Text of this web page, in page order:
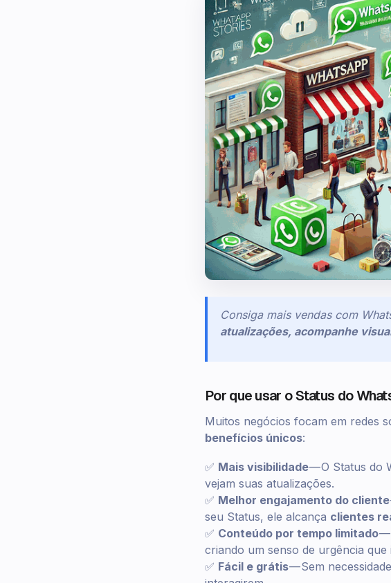
Consiga mais vendas com
atualizações, acompanhe
Por que usar o Status do
Muitos negócios focam em redes
benefícios únicos:
✅ Mais visibilidade— O Status do
vejam suas atualizações.
✅ Melhor engajamento do cliente
seu Status, ele alcança clientes
✅ Conteúdo por tempo limitado—
criando um senso de urgência que
✅ Fácil e grátis— Sem